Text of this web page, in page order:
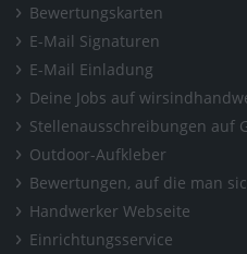
Bewertungskarten
E-Mail Signaturen
E-Mail Einladung
Deine Jobs auf
Stellenausschreibungen auf
Outdoor-Aufkleber
Bewertungen, auf die man
Handwerker Webseite
Einrichtungsservice